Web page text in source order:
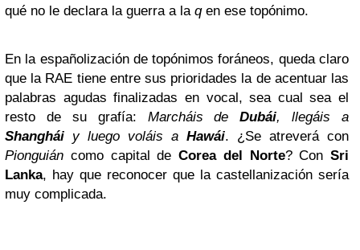
qué no le declara la guerra a la qen ese topónimo.
En la españolización de topónimos foráneos, queda claro
que la RAE tiene entre sus prioridades la de acentuar las
palabras agudas finalizadas en vocal, sea cual sea el
resto de su grafía: Marcháis deDubái, llegáis a
Shanghái y luego voláis a Hawái. ¿Se atreverá con
Pionguián como capital de Corea del Norte? Con Sri
Lanka, hay que reconocer que la castellanización sería
muy complicada.